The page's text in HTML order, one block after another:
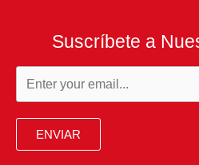
Suscríbete a
ENVIAR